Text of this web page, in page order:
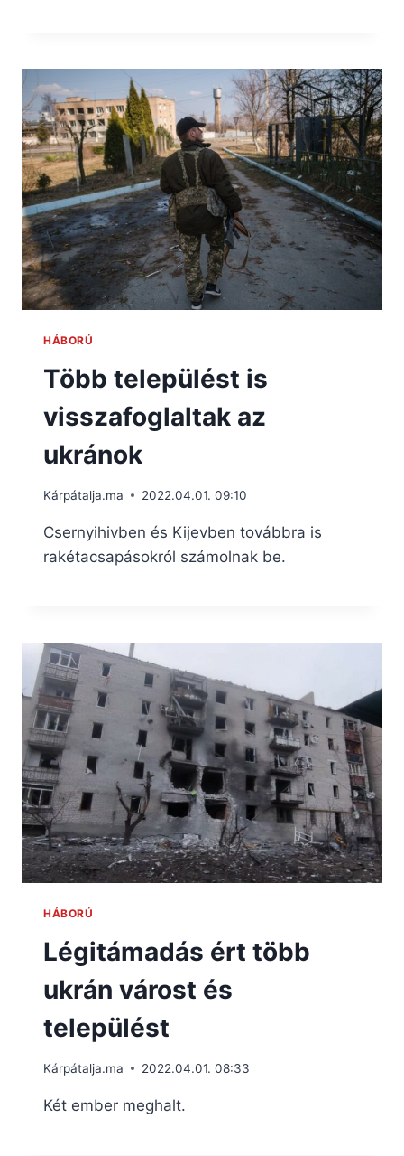
HÁBORÚ
Több települést is
visszafoglaltak az
ukránok
Kárpátalja.ma 2022.04.01. 09:10
Csernyihivben és Kijevben továbbra is
rakétacsapásokról számolnak be.
HÁBORÚ
Légitámadás ért több
ukrán várost és
települést
Kárpátalja.ma 2022.04.01. 08:33
Két ember meghalt.